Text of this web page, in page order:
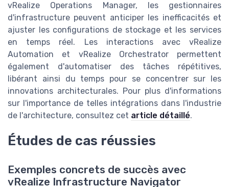
vRealize Operations Manager, les gestionnaires
d'infrastructure peuvent anticiper les inefficacités et
ajuster les configurations de stockage et les services
en temps réel. Les interactions avec vRealize
Automation et vRealize Orchestrator permettent
également d'automatiser des tâches répétitives,
libérant ainsi du temps pour se concentrer sur les
innovations architecturales. Pour plus d'informations
sur l'importance de telles intégrations dans l'industrie
de l'architecture, consultez cet article détaillé.
Études de cas réussies
Exemples concrets de succès avec
vRealize Infrastructure Navigator